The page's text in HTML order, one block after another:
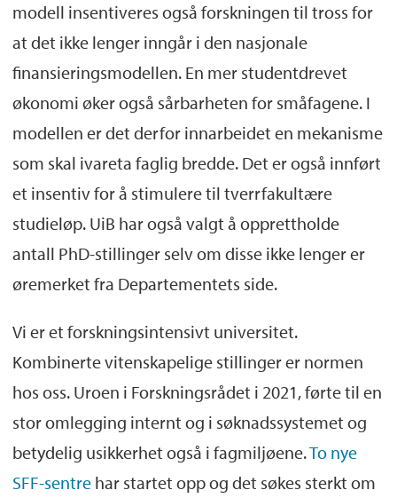
modell insentiveres også forskningen til tross for
at det ikke lenger inngår i den nasjonale
finansieringsmodellen. En mer studentdrevet
økonomi øker også sårbarheten for småfagene. I
modellen er det derfor innarbeidet en mekanisme
som skal ivareta faglig bredde. Det er også innført
et insentiv for å stimulere til tverrfakultære
studieløp. UiB har også valgt å opprettholde
antall PhD-stillinger selv om disse ikke lenger er
øremerket fra Departementets side.
Vi er et forskningsintensivt universitet.
Kombinerte vitenskapelige stillinger er normen
hos oss. Uroen i Forskningsrådet i 2021, førte til en
stor omlegging internt og i søknadssystemet og
betydelig usikkerhet også i fagmiljøene.To nye
SFF-sentrehar startet opp og det søkes sterkt om